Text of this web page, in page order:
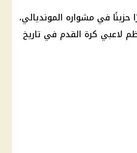
في مشواره المونديالي،
لاعبي كرة القدم في تاريخ